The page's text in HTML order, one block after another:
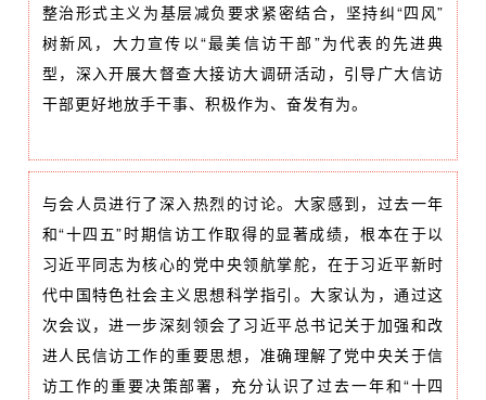
整治形式主义为基层减负要求紧密结合，坚持纠“四风”
树新风，大力宣传以“最美信访干部”为代表的先进典
型，深入开展大督查大接访大调研活动，引导广大信访
干部更好地放手干事、积极作为、奋发有为。
与会人员进行了深入热烈的讨论。大家感到，过去一年
和“十四五”时期信访工作取得的显著成绩，根本在于以
习近平同志为核心的党中央领航掌舵，在于习近平新时
代中国特色社会主义思想科学指引。大家认为，通过这
次会议，进一步深刻领会了习近平总书记关于加强和改
进人民信访工作的重要思想，准确理解了党中央关于信
访工作的重要决策部署，充分认识了过去一年和“十四